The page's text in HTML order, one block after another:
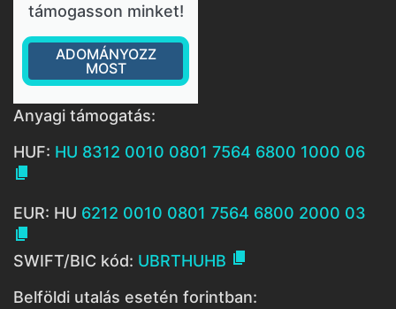
támogasson minket!
ADOMÁNYOZZ
MOST
Anyagi támogatás:
HUF: HU 8312 0010 0801 7564 6800 1000 06

EUR: HU 6212 0010 0801 7564 6800 2000 03

SWIFT/BIC kód: UBRTHUHB 
Belföldi utalás esetén forintban: